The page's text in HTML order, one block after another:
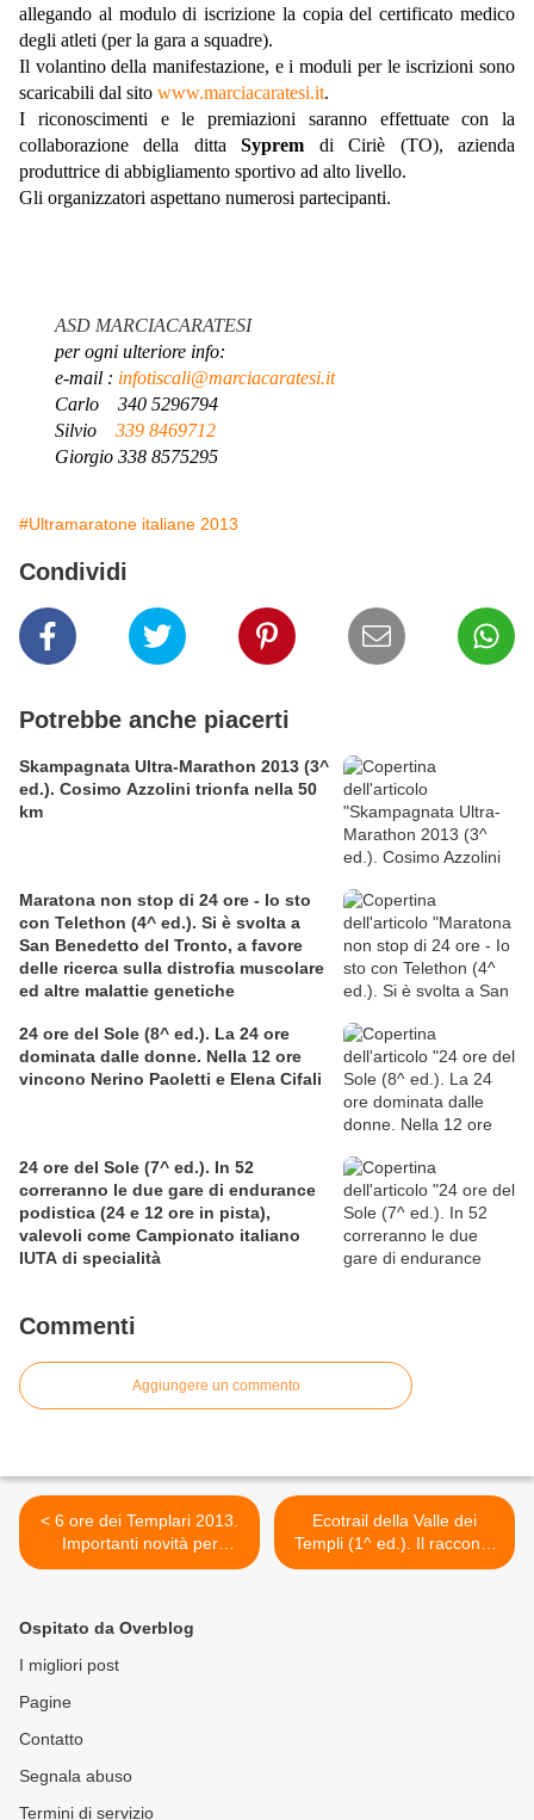
allegando al modulo di iscrizione la copia del certificato medico
degli atleti (per la gara a squadre).
Il volantino della manifestazione, e i moduli per le iscrizioni sono
scaricabili dal sito www.marciacaratesi.it.
I riconoscimenti e le premiazioni saranno effettuate con la
collaborazione della dittaSyprem di Ciriè (TO), azienda
produttrice di abbigliamento sportivo ad alto livello.
Gli organizzatori aspettano numerosi partecipanti.
ASD MARCIACARATESI
per ogni ulteriore info:
e-mail : infotiscali@marciacaratesi.it
Carlo 340 5296794
Silvio 339 8469712
Giorgio 338 8575295
#Ultramaratone italiane 2013
Condividi
Potrebbe anche piacerti
Skampagnata Ultra-Marathon 2013 (3^
ed.). Cosimo Azzolini trionfa nella 50
km
Maratona non stop di 24 ore - Io sto
con Telethon (4^ ed.). Si è svolta a
San Benedetto del Tronto, a favore
delle ricerca sulla distrofia muscolare
ed altre malattie genetiche
24 ore del Sole (8^ ed.). La 24 ore
dominata dalle donne. Nella 12 ore
vincono Nerino Paoletti e Elena Cifali
24 ore del Sole (7^ ed.). In 52
correranno le due gare di endurance
podistica (24 e 12 ore in pista),
valevoli come Campionato italiano
IUTA di specialità
Commenti
Aggiungere un commento
< 6 ore dei Templari 2013.
Importanti novità per
l'iscrizione. E intanto
Ecotrail della Valle dei
Templi (1^ ed.). Il racconto
di Antonino Tuzzolino. "La
Ospitato da Overblog
I migliori post
Pagine
Contatto
Segnala abuso
Termini di servizio